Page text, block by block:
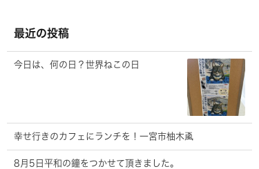
ブ
最近の投稿
今日は、何の日？世界ねこの日
幸せ行きのカフェにランチを！一宮市柚木颪
8月5日平和の鐘をつかせて頂きました。